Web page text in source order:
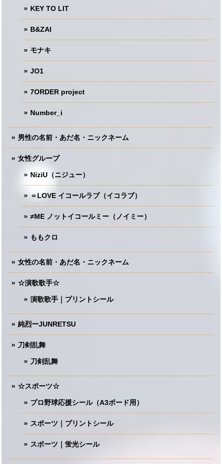
KEY TO LIT
B&ZAI
モナキ
JO1
7ORDER project
Number_i
男性の名前・あだ名・ニックネーム
女性グループ
NiziU（ニジュー）
＝LOVE イコールラブ（イコラブ）
≠ME ノットイコールミー（ノイミー）
ももクロ
女性の名前・あだ名・ニックネーム
☆演歌歌手☆
演歌歌手｜プリントシール
純烈ーJUNRETSU
刀剣乱舞
刀剣乱舞
☆スポーツ☆
プロ野球応援シール（A3ボード用）
スポーツ｜プリントシール
スポーツ｜蛍光シール